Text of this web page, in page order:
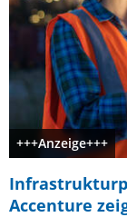
+++Anzeige+++
Accenture